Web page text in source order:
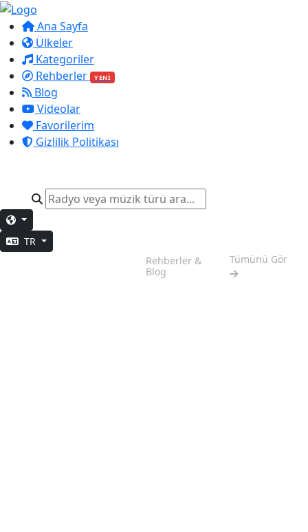
Ana Sayfa
Ülkeler
Kategoriler
Rehberler
YENİ
Blog
Videolar
Favorilerim
Gizlilik Politikası
TR
Rehberler &
Blog
Tümünü Gör